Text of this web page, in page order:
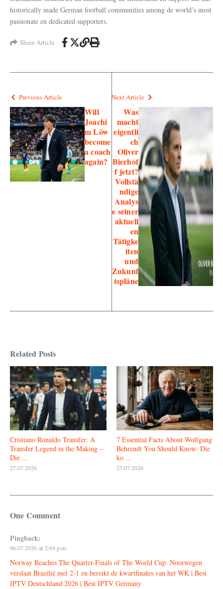
historically made German football communities among de world’s most
passionate en dedicated supporters.
Share Article
Previous Article
Will
Joachi
m Löw
become
a coach
again?
Next Article
Was
macht
eigentli
ch
Oliver
Bierhof
f jetzt?
Vollstä
ndige
Analys
e seiner
aktuell
en
Tätigke
iten
und
Zukunf
tspläne
Related Posts
Cristiano Ronaldo Transfer: A
Transfer Legend in the Making –
Die ...
27.07.2026
7 Essential Facts About Wolfgang
Behrendt You Should Know: Die
ko ...
27.07.2026
One Comment
Pingback:
06.07.2026 at 2:04 p.m.
Norway Reaches The Quarter-Finals of The World Cup: Noorwegen
verslaat Brazilië met 2-1 en bereikt de kwartfinales van het WK | Best
IPTV Deutschland 2026 | Best IPTV Germany